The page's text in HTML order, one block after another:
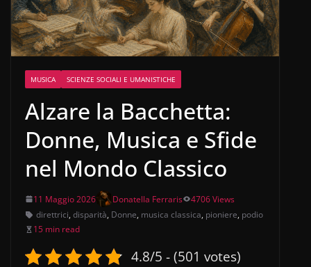
MUSICA SCIENZE SOCIALI E UMANISTICHE
Alzare la Bacchetta:
Donne, Musica e Sfide
nel Mondo Classico
11 Maggio 2026 Donatella Ferraris
4706 Views
direttrici, disparità, Donne, musica classica, pioniere, podio
15 min read
4.8/5 - (501 votes)